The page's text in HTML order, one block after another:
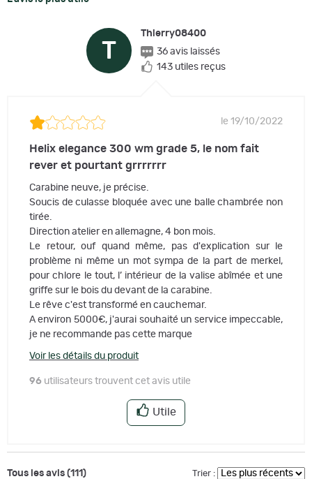
T
Thierry08400
36 avis laissés
143 utiles reçus
le 19/10/2022
Helix elegance 300 wm grade 5, le nom fait
rever et pourtant grrrrrrr
Carabine neuve, je précise.
Soucis de culasse bloquée avec une balle chambrée non
tirée.
Direction atelier en allemagne, 4 bon mois.
Le retour, ouf quand même, pas d'explication sur le
problème ni même un mot sympa de la part de merkel,
pour chlore le tout, l’ intérieur de la valise abîmée et une
griffe sur le bois du devant de la carabine.
Le rêve c'est transformé en cauchemar.
A environ 5000€, j'aurai souhaité un service impeccable,
je ne recommande pas cette marque
Voir les détails du produit
96 utilisateurs trouvent cet avis utile
Utile
Tous les avis (111) Trier :